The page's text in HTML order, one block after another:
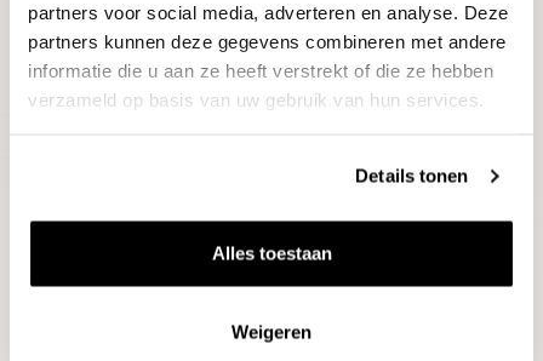
partners voor social media, adverteren en analyse. Deze
partners kunnen deze gegevens combineren met andere
informatie die u aan ze heeft verstrekt of die ze hebben
verzameld op basis van uw gebruik van hun services.
Details tonen
Alles toestaan
Weigeren
Blijf op de hoogte
Ontvang het laatste wijnnieuws, proeverijen en
evenementen
Aanmelden